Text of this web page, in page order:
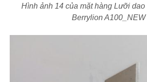
Hình ảnh 14 của mặt hàng Lưỡi
Berrylion A100_NEW